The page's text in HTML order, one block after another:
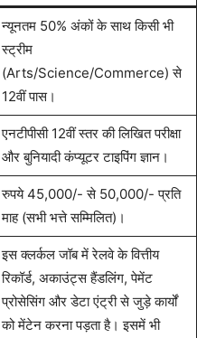
न्यूनतम 50% अंकों के साथ किसी भी
स्ट्रीम
(Arts/Science/Commerce) से
12वीं पास।
एनटीपीसी 12वीं स्तर की लिखित परीक्षा
और बुनियादी कंप्यूटर टाइपिंग ज्ञान।
रुपये 45,000/- से 50,000/- प्रति
माह (सभी भत्ते सम्मिलित)।
इस क्लर्कल जॉब में रेलवे के वित्तीय
रिकॉर्ड, अकाउंट्स हैंडलिंग, पेमेंट
प्रोसेसिंग और डेटा एंट्री से जुड़े कार्यों
को मेंटेन करना पड़ता है। इसमें भी